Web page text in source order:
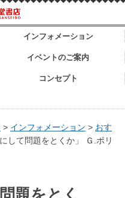
インフォメーション
イベントのご案内
コンセプト
> インフォメーション > おす
にして問題をとくか」 Ｇ.ポリ